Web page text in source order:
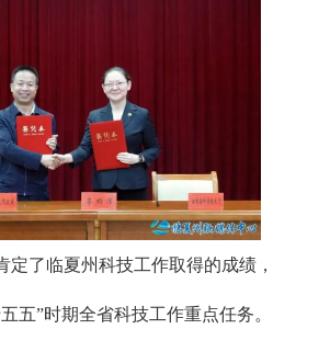
定了临夏州科技工作取得的成绩，
五”时期全省科技工作重点任务。